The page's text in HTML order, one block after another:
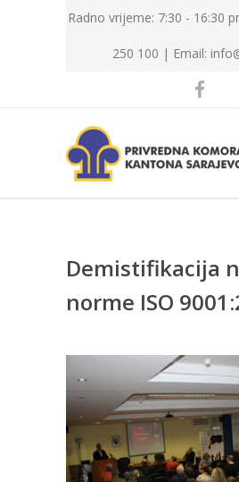
Radno vrijeme: 7:30 - 16:30
250 100 | Email:
Demistifikacija
norme ISO